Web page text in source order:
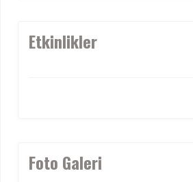
Etkinlikler
Foto Galeri